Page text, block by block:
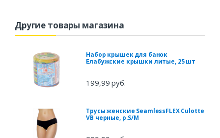
Другие товары магазина
Набор крышек для банок
Елабужские крышки литые, 25 шт
199,99 руб.
Трусы женские SeamlessFLEX Culotte
VB черные, р.S/M